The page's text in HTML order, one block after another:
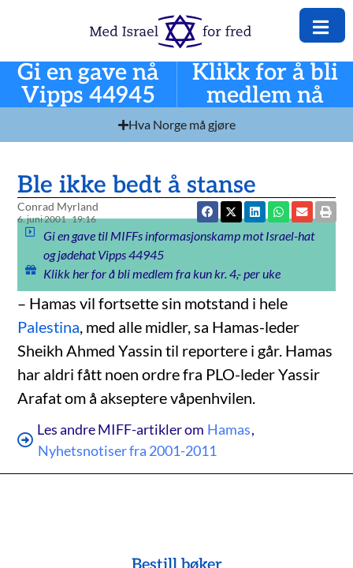
Gi en gave nå
Vipps 44945
Klikk for å bli
medlem nå
Hva Norge må gjøre
Ble ikke bedt å stanse
Conrad Myrland
6. juni 2001 19:16
Gi en gave til MIFFs informasjonskamp mot Israel-hat
og jødehat Vipps 44945
Klikk her for å bli medlem fra kun kr. 4,- per uke
– Hamas vil fortsette sin motstand i hele
Palestina, med alle midler, sa Hamas-leder
Sheikh Ahmed Yassin til reportere i går. Hamas
har aldri fått noen ordre fra PLO-leder Yassir
Arafat om å akseptere våpenhvilen.
Les andre MIFF-artikler om Hamas,
Nyhetsnotiser fra 2001-2011